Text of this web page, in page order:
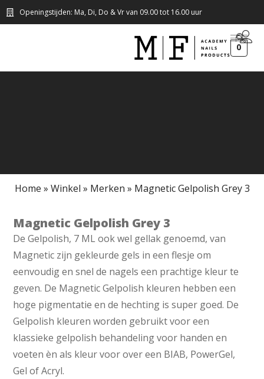
Openingstijden: Ma, Di, Do & Vr van 09.00 tot 16.00 uur
0
Home » Winkel » Merken » Magnetic Gelpolish Grey 3
Magnetic Gelpolish Grey 3
De Gelpolish, 7 ML ook wel gellak genoemd, van
Magnetic zijn gekleurde gels in een flesje om
eenvoudig en snel de nagels een prachtige kleur te
geven. De Magnetic Gelpolish kleuren hebben een
hoge pigmentatie en de hechting is super goed. De
Gelpolish kleuren worden gebruikt voor een
klassieke gelpolish behandeling voor handen en
voeten èn als kleur voor over een BIAB, PowerGel,
Gel of Acryl.